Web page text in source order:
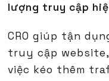
lượng truy cập
CRO giúp tận
truy cập
việc kéo thêm